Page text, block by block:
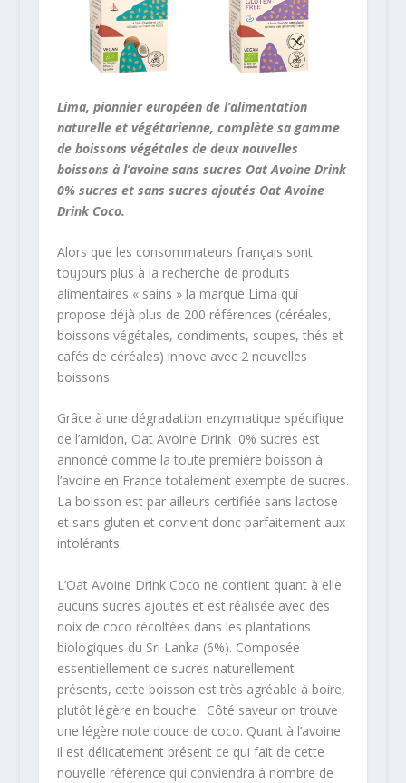
Lima, pionnier européen de l’alimentation
naturelle et végétarienne, complète sa gamme
de boissons végétales de deux nouvelles
boissons à l’avoine sans sucres Oat Avoine Drink
0% sucres et sans sucres ajoutés Oat Avoine
Drink Coco.
Alors que les consommateurs français sont
toujours plus à la recherche de produits
alimentaires « sains » la marque Lima qui
propose déjà plus de 200 références (céréales,
boissons végétales, condiments, soupes, thés et
cafés de céréales) innove avec 2 nouvelles
boissons.
Grâce à une dégradation enzymatique spécifique
de l’amidon, Oat Avoine Drink 0% sucres est
annoncé comme la toute première boisson à
l’avoine en France totalement exempte de sucres.
La boisson est par ailleurs certifiée sans lactose
et sans gluten et convient donc parfaitement aux
intolérants.
L’Oat Avoine Drink Coco ne contient quant à elle
aucuns sucres ajoutés et est réalisée avec des
noix de coco récoltées dans les plantations
biologiques du Sri Lanka (6%). Composée
essentiellement de sucres naturellement
présents, cette boisson est très agréable à boire,
plutôt légère en bouche. Côté saveur on trouve
une légère note douce de coco. Quant à l’avoine
il est délicatement présent ce qui fait de cette
nouvelle référence qui conviendra à nombre de